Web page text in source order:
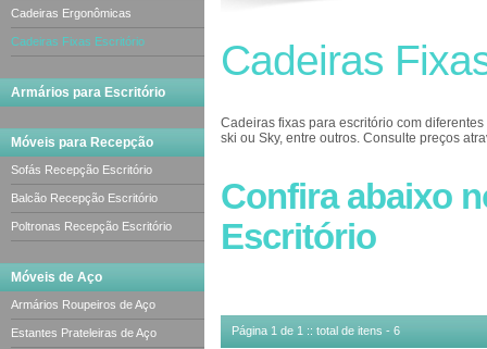
Cadeiras Ergonômicas
Cadeiras Fixas Escritório
Armários para Escritório
Móveis para Recepção
Sofás Recepção Escritório
Balcão Recepção Escritório
Poltronas Recepção Escritório
Móveis de Aço
Armários Roupeiros de Aço
Estantes Prateleiras de Aço
Cadeiras
Cadeiras fixas para escritório com
ski ou Sky, entre outros. Consulte preços
Possui opções de modelos com braços ou
As cadeiras fixas podem ser estofadas em
Confira abaixo
Escritório
Página 1 de 1 :: total de itens - 6